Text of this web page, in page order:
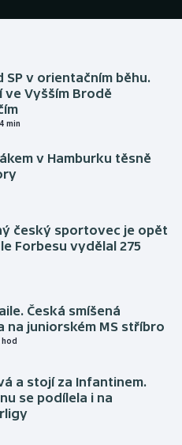
SP v orientačním běhu.
ve Vyšším Brodě
min
v Hamburku těsně
český sportovec je opět
Forbesu vydělal 275
Česká smíšená
na juniorském MS stříbro
a stojí za Infantinem.
se podílela i na